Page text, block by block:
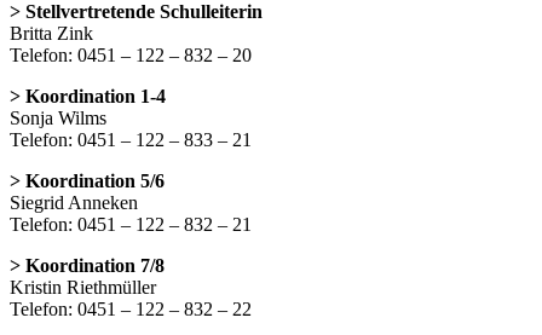
> Stellvertretende Schulleiterin
Britta Zink
Telefon: 0451 – 122 – 832 – 20
> Koordination 1-4
Sonja Wilms
Telefon: 0451 – 122 – 833 – 21
> Koordination 5/6
Siegrid Anneken
Telefon: 0451 – 122 – 832 – 21
> Koordination 7/8
Kristin Riethmüller
Telefon: 0451 – 122 – 832 – 22